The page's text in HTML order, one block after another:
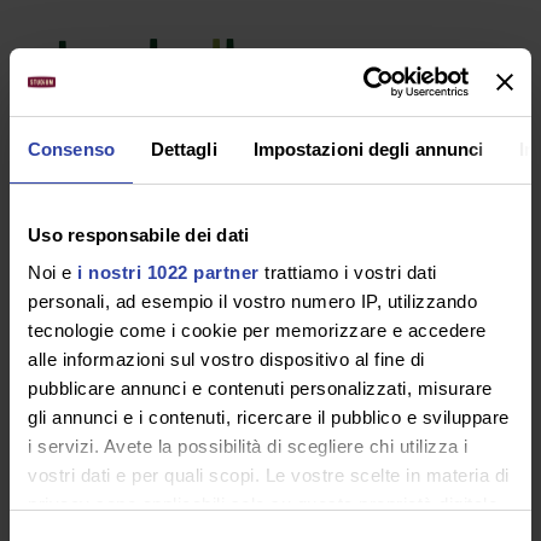
Consenso Dettagli Impostazioni degli annunci
Uso responsabile dei dati
Noi e i nostri 1022 partner trattiamo i vostri dati
personali, ad esempio il vostro numero IP, utilizzando
tecnologie come i cookie per memorizzare e accedere
alle informazioni sul vostro dispositivo al fine di
pubblicare annunci e contenuti personalizzati, misurare
gli annunci e i contenuti, ricercare il pubblico e sviluppare
i servizi. Avete la possibilità di scegliere chi utilizza i
vostri dati e per quali scopi. Le vostre scelte in materia di
Le recenti attività del
Garante Privacy:
ispezioni, pareri e
sanzioni
Con la newsletter n. 469/20, il Garante Privacy
rende note le sue ultime attività che lo hanno
visto impegnato, in particolare,